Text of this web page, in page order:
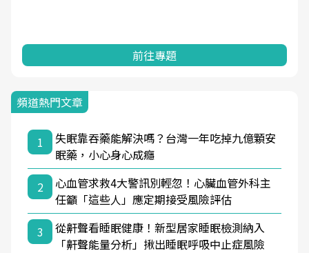
前往專題
頻道熱門文章
1
失眠靠吞藥能解決嗎？台灣一年吃掉九億顆安
眠藥，小心身心成癮
2
心血管求救4大警訊別輕忽！心臟血管外科主
任籲「這些人」應定期接受風險評估
3
從鼾聲看睡眠健康！新型居家睡眠檢測納入
「鼾聲能量分析」揪出睡眠呼吸中止症風險